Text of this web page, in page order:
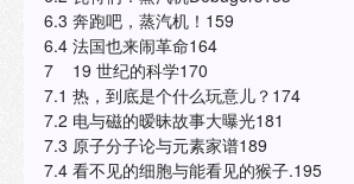
6.3 奔跑吧，蒸汽机！159
6.4 法国也来闹革命164
7 19 世纪的科学170
7.1 热，到底是个什么玩意儿？174
7.2 电与磁的暧昧故事大曝光181
7.3 原子分子论与元素家谱189
7.4 看不见的细胞与能看见的猴子.195